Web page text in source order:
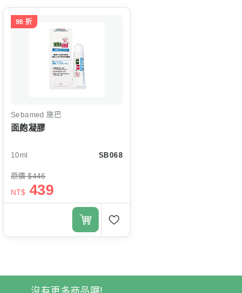
98 折
Sebamed施巴
面皰凝膠
10ml SB068
原價 $446
NT$ 439
沒有更多商品囉!